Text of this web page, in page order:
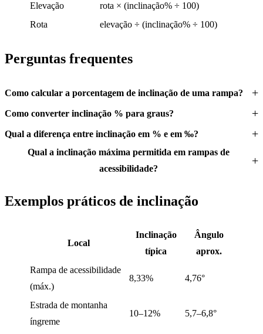
Elevação
rota × (inclinação% ÷ 100)
Rota
elevação ÷ (inclinação% ÷ 100)
Perguntas frequentes
Como calcular a porcentagem de inclinação de uma rampa?
Como converter inclinação % para graus?
Qual a diferença entre inclinação em % e em ‰?
Qual a inclinação máxima permitida em rampas de
acessibilidade?
Exemplos práticos de inclinação
Local
Inclinação
típica
Ângulo
aprox.
Rampa de acessibilidade
(máx.)
8,33% 4,76°
Estrada de montanha
íngreme
10–12% 5,7–6,8°